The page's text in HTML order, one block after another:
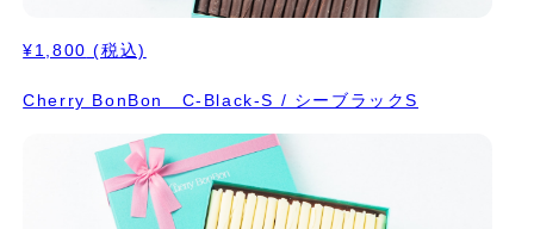
¥1,800 (税込)
Cherry BonBon C-Black-S / シーブラックS